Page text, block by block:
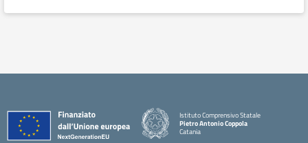
Istituto Comprensivo Statale
Pietro Antonio Coppola
Catania